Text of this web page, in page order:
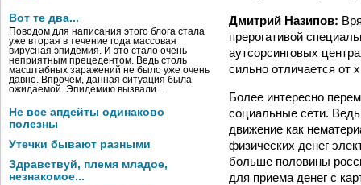
Вот те два...
Поводом для написания этого блога стала
уже вторая в течение года массовая
вирусная эпидемия. И это стало очень
неприятным прецедентом. Ведь столь
масштабных заражений не было уже очень
давно. Впрочем, данная ситуация была
ожидаемой. Эпидемию вызвали …
Не все апдейты одинаково
полезны
Утечки бывают разными
Здравствуй, племя младое,
незнакомое...
Дмитрий Назипов:
прерогативой
аутсорсинговых
сильно отличается от
Более интересно
социальные сети.
движение как
физических денег
больше половины
для приема денег с